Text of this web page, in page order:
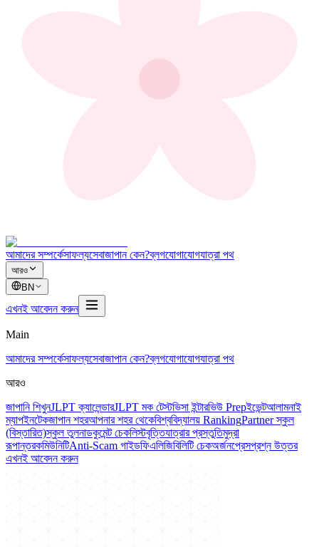
আমাদের সম্পর্কেসাফল্যসেবাজাপান কেন?ব্লগযোগাযোগযাত্রা পথ
আরও
BN
এখনই আবেদন করুন
Main
আমাদের সম্পর্কেসাফল্যসেবাজাপান কেন?ব্লগযোগাযোগযাত্রা পথ
আরও
জাপানি শিখুনJLPT ক্যালেন্ডারJLPT মক টেস্টভিসা ইন্টারভিউ Prepইভেন্টআলামনাই
ম্যাপইনটেকজাপান শহরআপনার শহর থেকেবিশ্ববিদ্যালয় RankingPartner স্কুল
(বিস্তারিত)স্কুল তুলনাডকুমেন্ট চেকলিস্টবৃত্তিযাত্রার প্রস্তুতিমুদ্রা
রূপান্তরকমিউনিটিAnti-Scam গাইডফিএলিজিবিলিটি চেকঅর্জনপ্রেসপ্রশ্ন উত্তর
এখনই আবেদন করুন